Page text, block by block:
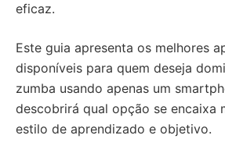
eficaz.
Este guia apresenta os melhores
disponíveis para quem deseja
zumba usando apenas um
descobrirá qual opção se encaixa
estilo de aprendizado e objetivo.